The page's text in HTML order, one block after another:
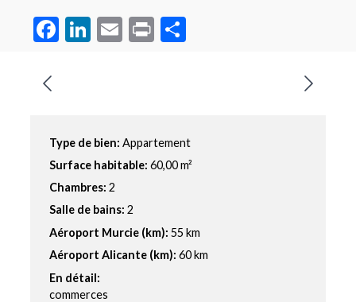
Facebook
LinkedIn
Email
Print
Type de bien: Appartement
Surface habitable: 60,00 m²
Chambres: 2
Salle de bains: 2
Aéroport Murcie (km): 55 km
Aéroport Alicante (km): 60 km
En détail:
commerces